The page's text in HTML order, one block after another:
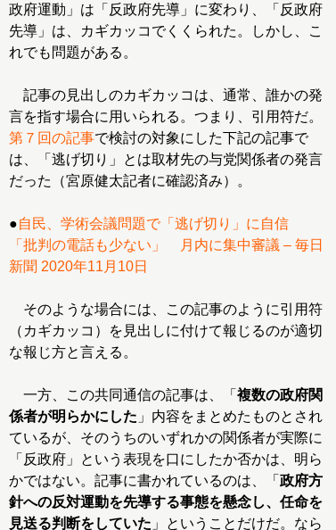
政府運動」は「反政府先導」に変わり、「反政府
先導」は、カギカッコでくくられた。しかし、こ
れでも問題がある。
記事の見出しのカギカッコは、通常、誰かの発
言を指す場合に用いられる。つまり、引用符だ。
第７回の記事で検討の対象にした下記の記事で
は、「逃げ切り」とは取材先の与党関係者の発言
だった（宮原健太記者に確認済み）。
●自民、学術会議問題で「逃げ切り」に自信
「批判の電話も少ない」 月内に集中審議 – 毎日
新聞 2020年11月10日
そのような場合には、この記事のように引用符
（カギカッコ）を見出しに付けて報じるのが適切
な報じ方と言える。
一方、この共同通信の記事は、「 複数の政府関
係者が明らかにした 」内容をまとめたものとされ
ているが、そのうちのいずれかの関係者が実際に
「反政府」という表現を口にしたか否かは、明ら
かではない。記事に書かれているのは、「 政府方
針への反対運動を先導する事態を懸念し、任命を
見送る判断をしていた 」ということだけだ。なら